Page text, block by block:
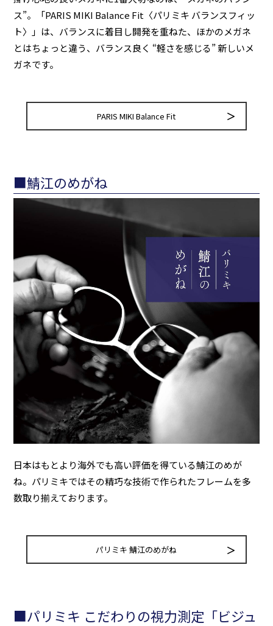
ス”。「PARIS MIKI Balance Fit〈パリミキ バランスフィッ
ト〉」は、バランスに着目し開発を重ねた、ほかのメガネ
とはちょっと違う、バランス良く “軽さを感じる” 新しいメ
ガネです。
PARIS MIKI Balance Fit
■鯖江のめがね
日本はもとより海外でも高い評価を得ている鯖江のめが
ね。パリミキではその精巧な技術で作られたフレームを多
数取り揃えております。
パリミキ 鯖江のめがね
■パリミキ こだわりの視力測定「ビジュ